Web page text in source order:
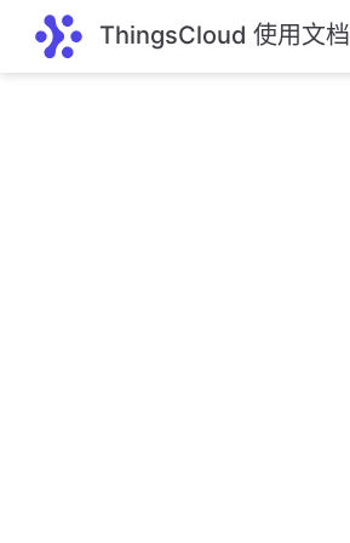
跳至主要內容ThingsCloud 使用文档